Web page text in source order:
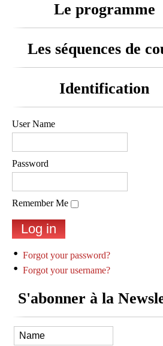
Le programme
Les séquences de
Identification
User Name
Password
Remember Me
Forgot your password?
Forgot your username?
S'abonner à la